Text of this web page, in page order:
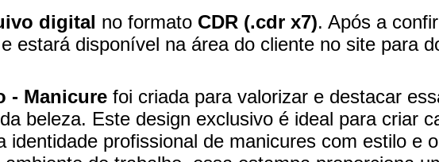
digital no formato CDR (.cdr x7). Após a
estará disponível na área do cliente no site para
- Manicure foi criada para valorizar e destacar
beleza. Este design exclusivo é ideal para criar
identidade profissional de manicures com estilo e